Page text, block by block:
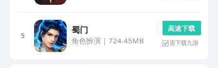
5
蜀门
角色扮演 | 724.45MB
高 速 下 载
需下载九游